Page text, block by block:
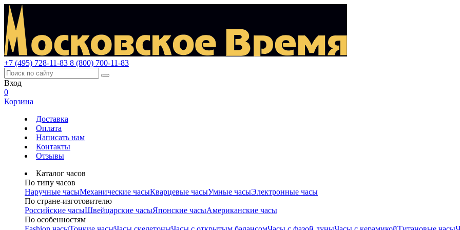
+7 (495) 728-11-83 8 (800) 700-11-83
Вход
0
Корзина
Доставка
Оплата
Написать нам
Контакты
Отзывы
Каталог часов
По типу часов
Наручные часыМеханические часыКварцевые часыУмные часыЭлектронные часы
По стране-изготовителю
Российские часыШвейцарские часыЯпонские часыАмериканские часы
По особенностям